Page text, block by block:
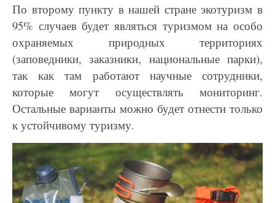
По второму пункту в нашей стране экотуризм в
95% случаев будет являться туризмом на особо
охраняемых природных территориях
(заповедники, заказники, национальные парки),
так как там работают научные сотрудники,
которые могут осуществлять мониторинг.
Остальные варианты можно будет отнести только
к устойчивому туризму.